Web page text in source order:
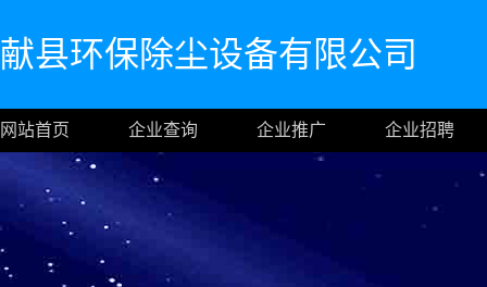
献县环保除尘设备有限公司
网站首页 企业查询 企业推广 企业招聘